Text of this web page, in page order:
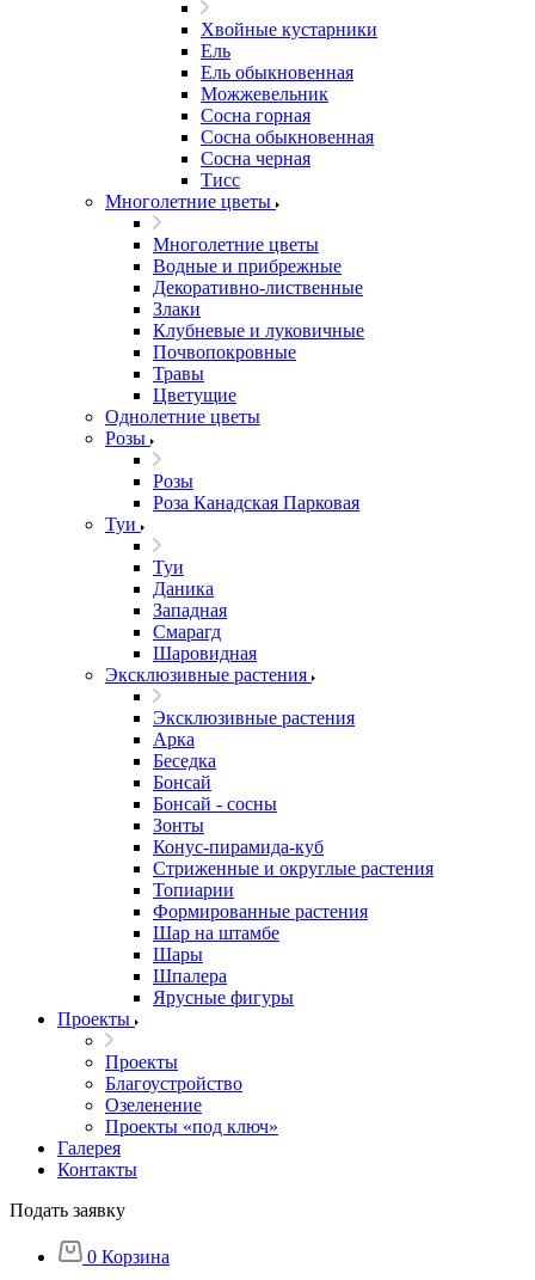
Хвойные кустарники
Ель
Ель обыкновенная
Можжевельник
Сосна горная
Сосна обыкновенная
Сосна черная
Тисс
Многолетние цветы
Многолетние цветы
Водные и прибрежные
Декоративно-лиственные
Злаки
Клубневые и луковичные
Почвопокровные
Травы
Цветущие
Однолетние цветы
Розы
Розы
Роза Канадская Парковая
Туи
Туи
Даника
Западная
Смарагд
Шаровидная
Эксклюзивные растения
Эксклюзивные растения
Арка
Беседка
Бонсай
Бонсай - сосны
Зонты
Конус-пирамида-куб
Стриженные и округлые растения
Топиарии
Формированные растения
Шар на штамбе
Шары
Шпалера
Ярусные фигуры
Проекты
Проекты
Благоустройство
Озеленение
Проекты «под ключ»
Галерея
Контакты
Подать заявку
0 Корзина